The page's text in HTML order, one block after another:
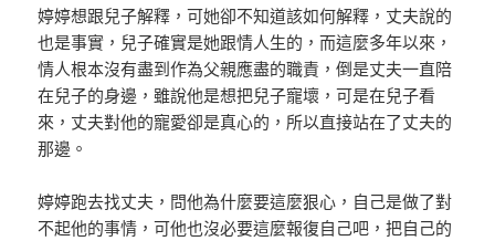
婷婷想跟兒子解釋，可她卻不知道該如何解釋，丈夫說的
也是事實，兒子確實是她跟情人生的，而這麼多年以來，
情人根本沒有盡到作為父親應盡的職責，倒是丈夫一直陪
在兒子的身邊，雖說他是想把兒子寵壞，可是在兒子看
來，丈夫對他的寵愛卻是真心的，所以直接站在了丈夫的
那邊。
婷婷跑去找丈夫，問他為什麼要這麼狠心，自己是做了對
不起他的事情，可他也沒必要這麼報復自己吧，把自己的